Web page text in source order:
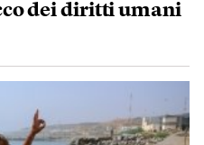
dei diritti umani